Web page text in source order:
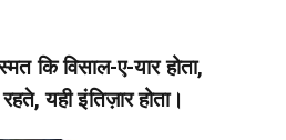
कि विसाल-ए-यार होता,
यही इंतिज़ार होता।